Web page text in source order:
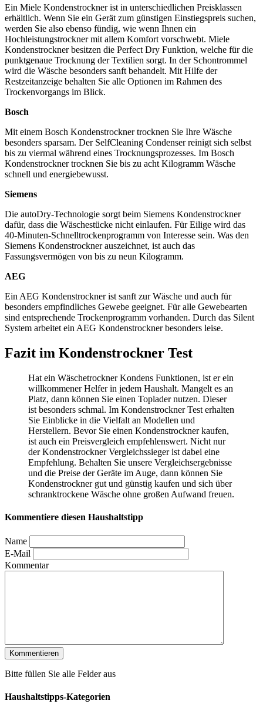
Ein Miele Kondenstrockner ist in unterschiedlichen Preisklassen
erhältlich. Wenn Sie ein Gerät zum günstigen Einstiegspreis suchen,
werden Sie also ebenso fündig, wie wenn Ihnen ein
Hochleistungstrockner mit allem Komfort vorschwebt. Miele
Kondenstrockner besitzen die Perfect Dry Funktion, welche für die
punktgenaue Trocknung der Textilien sorgt. In der Schontrommel
wird die Wäsche besonders sanft behandelt. Mit Hilfe der
Restzeitanzeige behalten Sie alle Optionen im Rahmen des
Trockenvorgangs im Blick.
Bosch
Mit einem Bosch Kondenstrockner trocknen Sie Ihre Wäsche
besonders sparsam. Der SelfCleaning Condenser reinigt sich selbst
bis zu viermal während eines Trocknungsprozesses. Im Bosch
Kondenstrockner trocknen Sie bis zu acht Kilogramm Wäsche
schnell und energiebewusst.
Siemens
Die autoDry-Technologie sorgt beim Siemens Kondenstrockner
dafür, dass die Wäschestücke nicht einlaufen. Für Eilige wird das
40-Minuten-Schnelltrockenprogramm von Interesse sein. Was den
Siemens Kondenstrockner auszeichnet, ist auch das
Fassungsvermögen von bis zu neun Kilogramm.
AEG
Ein AEG Kondenstrockner ist sanft zur Wäsche und auch für
besonders empfindliches Gewebe geeignet. Für alle Gewebearten
sind entsprechende Trockenprogramm vorhanden. Durch das Silent
System arbeitet ein AEG Kondenstrockner besonders leise.
Fazit im Kondenstrockner Test
Hat ein Wäschetrockner Kondens Funktionen, ist er ein
willkommener Helfer in jedem Haushalt. Mangelt es an
Platz, dann können Sie einen Toplader nutzen. Dieser
ist besonders schmal. Im Kondenstrockner Test erhalten
Sie Einblicke in die Vielfalt an Modellen und
Herstellern. Bevor Sie einen Kondenstrockner kaufen,
ist auch ein Preisvergleich empfehlenswert. Nicht nur
der Kondenstrockner Vergleichssieger ist dabei eine
Empfehlung. Behalten Sie unsere Vergleichsergebnisse
und die Preise der Geräte im Auge, dann können Sie
Kondenstrockner gut und günstig kaufen und sich über
schranktrockene Wäsche ohne großen Aufwand freuen.
Kommentiere diesen Haushaltstipp
Name
E-Mail
Kommentar
Bitte füllen Sie alle Felder aus
Haushaltstipps-Kategorien